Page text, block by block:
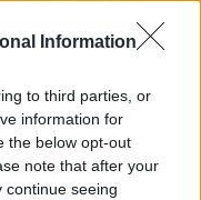
Information
to third parties, or
information for
the below opt-out
note that after your
continue seeing